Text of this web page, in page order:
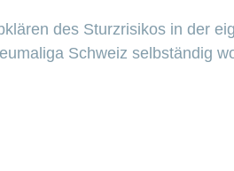
des Sturzrisikos in der
Schweiz selbständig